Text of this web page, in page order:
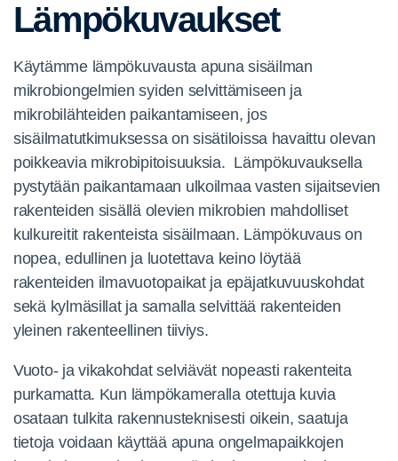
Lämpökuvaukset
Käytämme lämpökuvausta apuna sisäilman
mikrobiongelmien syiden selvittämiseen ja
mikrobilähteiden paikantamiseen, jos
sisäilmatutkimuksessa on sisätiloissa havaittu olevan
poikkeavia mikrobipitoisuuksia. Lämpökuvauksella
pystytään paikantamaan ulkoilmaa vasten sijaitsevien
rakenteiden sisällä olevien mikrobien mahdolliset
kulkureitit rakenteista sisäilmaan. Lämpökuvaus on
nopea, edullinen ja luotettava keino löytää
rakenteiden ilmavuotopaikat ja epäjatkuvuuskohdat
sekä kylmäsillat ja samalla selvittää rakenteiden
yleinen rakenteellinen tiiviys.
Vuoto- ja vikakohdat selviävät nopeasti rakenteita
purkamatta. Kun lämpökameralla otettuja kuvia
osataan tulkita rakennusteknisesti oikein, saatuja
tietoja voidaan käyttää apuna ongelmapaikkojen